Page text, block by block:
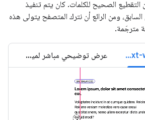
الصحيح للكلمات. كان يتم تنفيذ
ومن الرائع أن نترك المتصفح يتولى هذه
مترجَمة.
Text-wrap Screencast عرض توضيحي مباشر لميزة "التفاف النص"